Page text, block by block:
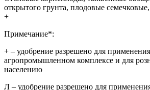
открытого грунта, плодовые
+
Примечание*:
+ – удобрение разрешено для
агропромышленном комплексе и для
населению
Л – удобрение разрешено для